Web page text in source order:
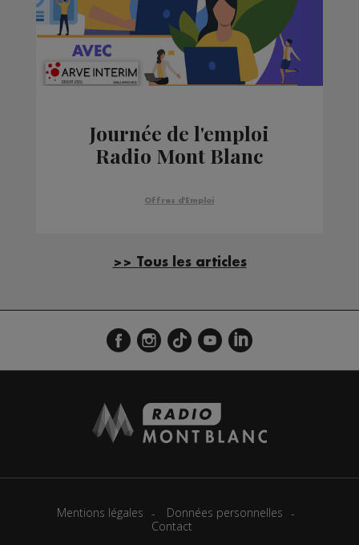
Journée de l'emploi
Radio Mont Blanc
Offres d'Emploi
>> Tous les articles
Mentions légales
Données personnelles
Contact